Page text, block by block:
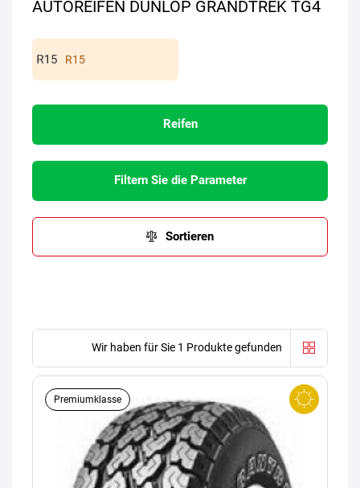
AUTOREIFEN DUNLOP GRANDTREK TG4
R15
Reifen
Filtern Sie die Parameter
Sortieren
Wir haben für Sie 1 Produkte gefunden
Premiumklasse